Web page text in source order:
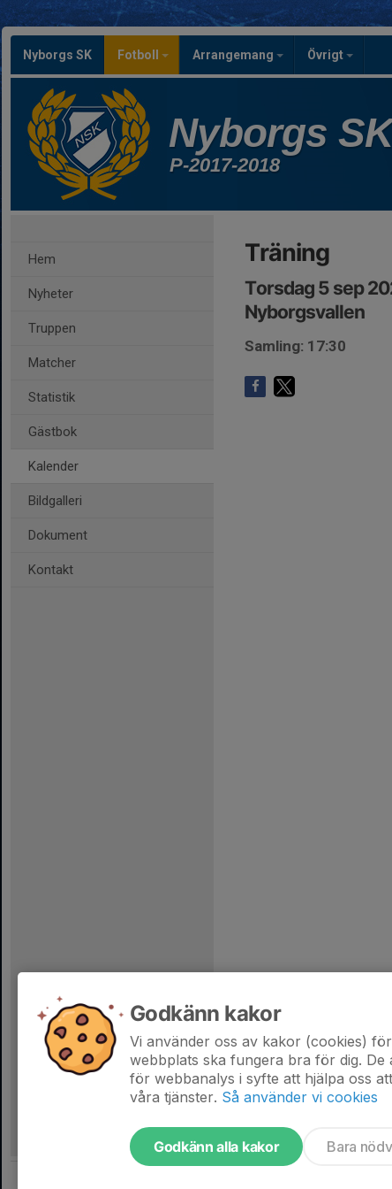
Nyborgs SK Fotboll Arrangemang Övrigt
Nyborgs SK
P-2017-2018
Hem
Nyheter
Truppen
Matcher
Statistik
Gästbok
Kalender
Bildgalleri
Dokument
Kontakt
Träning
Torsdag 5 sep
Nyborgsvallen
Samling: 17:30
Godkänn kakor
Vi använder oss av kakor (cookies)
webbplats ska fungera bra för dig. De
för webbanalys i syfte att hjälpa oss
våra tjänster. Så använder vi cookies
Godkänn alla kakor Bara